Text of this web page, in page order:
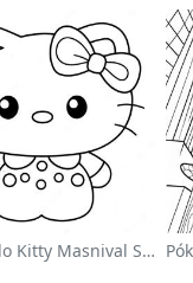
Cuki Hello Kitty Masnival Színezőlap